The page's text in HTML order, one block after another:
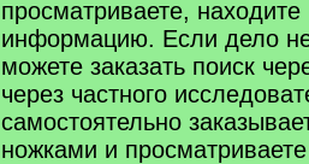
просматриваете,
информацию. Если дело
можете заказать поиск
через частного
самостоятельно
ножками и